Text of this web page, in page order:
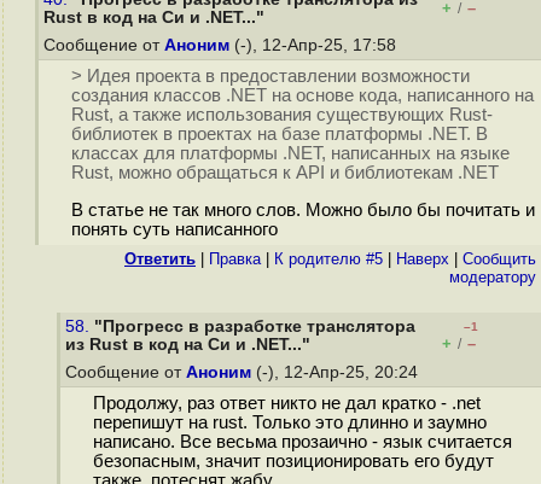
Rust в код на Cи и .NET..."
+ / –
Сообщение от Аноним (-), 12-Апр-25, 17:58
> Идея проекта в предоставлении возможности
создания классов .NET на основе кода, написанного на
Rust, а также использования существующих Rust-
библиотек в проектах на базе платформы .NET. В
классах для платформы .NET, написанных на языке
Rust, можно обращаться к API и библиотекам .NET
В статье не так много слов. Можно было бы почитать и
понять суть написанного
Ответить Правка| К родителю #5 Наверх
Cообщить
модератору
58. "Прогресс в разработке транслятора
из Rust в код на Cи и .NET..."
–1
+ / –
Сообщение от Аноним (-), 12-Апр-25, 20:24
Продолжу, раз ответ никто не дал кратко - .net
перепишут на rust. Только это длинно и заумно
написано. Все весьма прозаично - язык считается
безопасным, значит позиционировать его будут